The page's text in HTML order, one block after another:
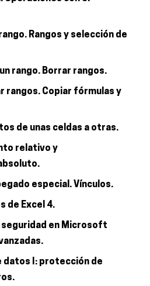
Rangos y selección de
rango. Borrar rangos.
rangos. Copiar fórmulas y
de unas celdas a otras.
relativo y
especial. Vínculos.
de Excel 4.
seguridad en Microsoft
datos I: protección de